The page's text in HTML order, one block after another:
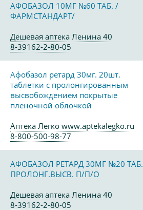
АФОБАЗОЛ 10МГ №60 ТАБ. /
ФАРМСТАНДАРТ/
Дешевая аптека Ленина 40
8-39162-2-80-05
Афобазол ретард 30мг. 20шт.
таблетки с пролонгированным
высвобождением покрытые
пленочной облочкой
Аптека Легко www.aptekalegko.ru
8-800-500-98-77
АФОБАЗОЛ РЕТАРД 30МГ №20 ТАБ.
ПРОЛОНГ.ВЫСВ. П/П/О
Дешевая аптека Ленина 40
8-39162-2-80-05